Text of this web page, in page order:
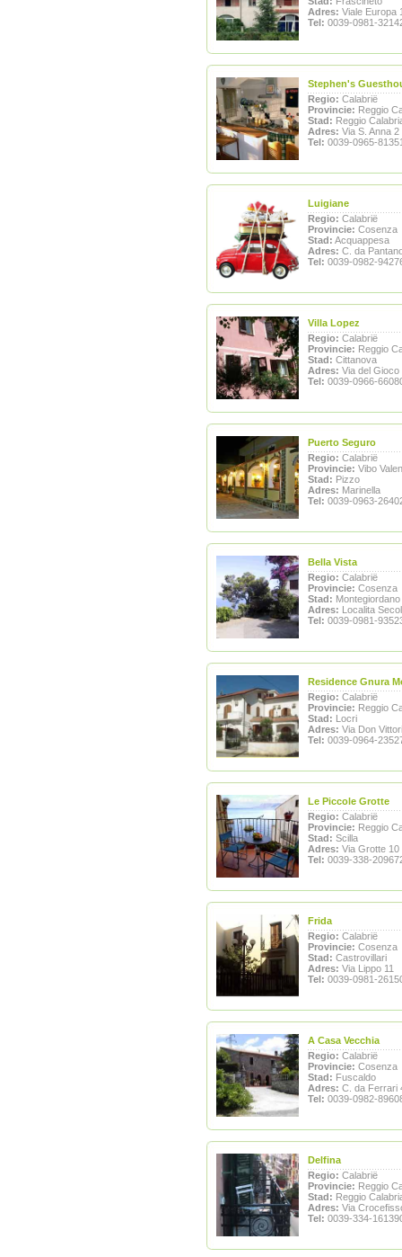
Adres: Viale Europa
Tel: 0039-0981-
Stephen's
Regio: Calabrië
Provincie: Reggio
Stad: Reggio
Adres: Via S. Anna 2
Tel: 0039-0965-
Luigiane
Regio: Calabrië
Provincie: Cosenza
Stad: Acquappesa
Adres: C. da
Tel: 0039-0982-
Villa Lopez
Regio: Calabrië
Provincie: Reggio
Stad: Cittanova
Adres: Via del Gioco
Tel: 0039-0966-
Puerto Seguro
Regio: Calabrië
Provincie: Vibo
Stad: Pizzo
Adres: Marinella
Tel: 0039-0963-
Bella Vista
Regio: Calabrië
Provincie: Cosenza
Stad: Montegiordano
Adres: Localita
Tel: 0039-0981-
Residence Gnura
Regio: Calabrië
Provincie: Reggio
Stad: Locri
Adres: Via Don
Tel: 0039-0964-
Le Piccole Grotte
Regio: Calabrië
Provincie: Reggio
Stad: Scilla
Adres: Via Grotte 10
Tel: 0039-338-
Frida
Regio: Calabrië
Provincie: Cosenza
Stad: Castrovillari
Adres: Via Lippo 11
Tel: 0039-0981-
A Casa Vecchia
Regio: Calabrië
Provincie: Cosenza
Stad: Fuscaldo
Adres: C. da Ferrari
Tel: 0039-0982-
Delfina
Regio: Calabrië
Provincie: Reggio
Stad: Reggio
Adres: Via
Tel: 0039-334-